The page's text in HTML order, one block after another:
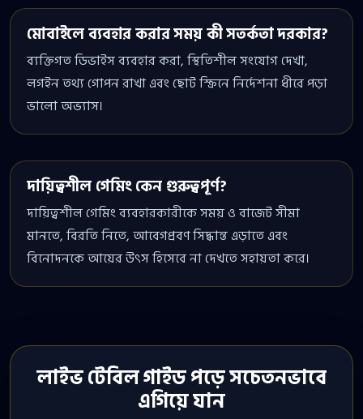
মোবাইলে ব্যবহার করার সময় কী সতর্কতা দরকার?
ব্যক্তিগত ডিভাইস ব্যবহার করা, স্থিতিশীল সংযোগ দেখা,
লগইন তথ্য গোপন রাখা এবং ছোট স্ক্রিনে নির্দেশনা ধীরে পড়া
ভালো অভ্যাস।
দায়িত্বশীল গেমিং কেন গুরুত্বপূর্ণ?
দায়িত্বশীল গেমিং ব্যবহারকারীকে সময় ও বাজেট সীমা
মানতে, বিরতি নিতে, আবেগপ্রবণ সিদ্ধান্ত এড়াতে এবং
বিনোদনকে আয়ের উৎস হিসেবে না দেখতে সহায়তা করে।
লাইভ টেবিল গাইড পড়ে সচেতনভাবে
এগিয়ে যান